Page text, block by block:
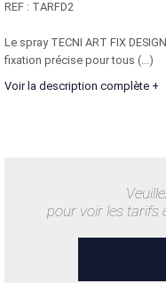
REF : TARFD2
Le spray TECNI ART FIX
fixation précise pour tous (...)
Voir la description complète +
pour voir les tarifs